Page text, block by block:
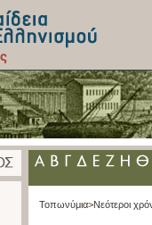
Τοπωνύμια>Νεότεροι